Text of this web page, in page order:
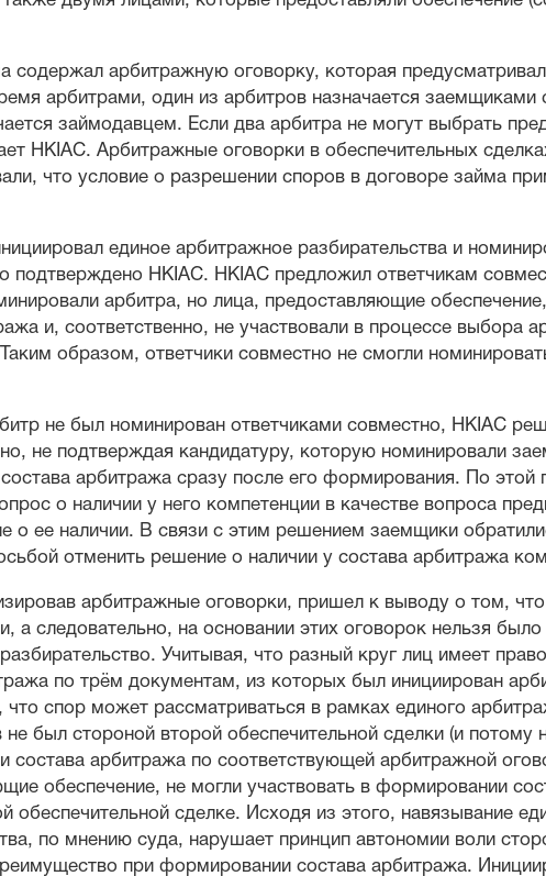
содержал арбитражную оговорку, которая
арбитрами, один из арбитров назначается заемщиками
займодавцем. Если два арбитра не могут выбрать
HKIAC. Арбитражные оговорки в обеспечительных
что условие о разрешении споров в договоре займа
единое арбитражное разбирательства и
подтверждено HKIAC. HKIAC предложил ответчикам
арбитра, но лица, предоставляющие
и, соответственно, не участвовали в процессе выбора
образом, ответчики совместно не смогли
не был номинирован ответчиками совместно, HKIAC
не подтверждая кандидатуру, которую номинировали
арбитража сразу после его формирования. По этой
о наличии у него компетенции в качестве вопроса
о ее наличии. В связи с этим решением заемщики
отменить решение о наличии у состава арбитража
арбитражные оговорки, пришел к выводу о том,
а следовательно, на основании этих оговорок нельзя было
Учитывая, что разный круг лиц имеет
по трём документам, из которых был инициирован
спор может рассматриваться в рамках единого
был стороной второй обеспечительной сделки (и потому
состава арбитража по соответствующей арбитражной
обеспечение, не могли участвовать в формировании
обеспечительной сделке. Исходя из этого, навязывание
по мнению суда, нарушает принцип автономии воли
при формировании состава арбитража.